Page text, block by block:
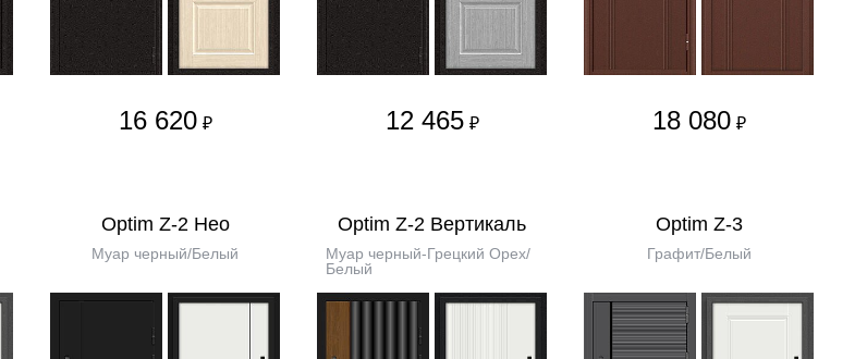
16 620 ₽ 12 465 ₽ 18 080 ₽
Optim Z-2 Нео
Муар черный/Белый
Optim Z-2 Вертикаль
Муар черный-Грецкий Орех/
Белый
Optim Z-3
Графит/Белый